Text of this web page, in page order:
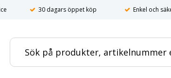
30 dagars öppet köp Enkel och